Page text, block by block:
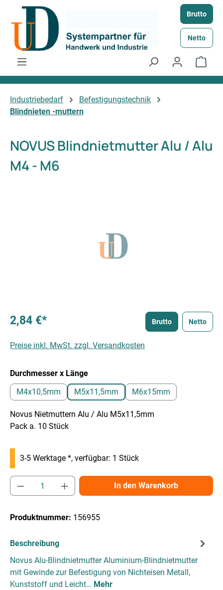
Zum Hauptinhalt springen Brutto
Netto
Industriebedarf
Befestigungstechnik
Blindnieten -muttern
NOVUS Blindnietmutter Alu / Alu
M4 - M6
2,84 €* Brutto Netto
Preise inkl. MwSt. zzgl. Versandkosten
Durchmesser x Längeauswählen
M4x10,5mm
M5x11,5mm M6x15mm
Novus Nietmuttern Alu / Alu M5x11,5mm
Pack a. 10 Stück
3-5 Werktage *, verfügbar: 1 Stück
Produkt Anzahl: Gib den gewünschten
In den Warenkorb
Produktnummer: 156955
Beschreibung
Novus Alu-Blindnietmutter Aluminium-Blindnietmutter
mit Gewinde zur Befestigung von Nichteisen Metall,
Kunststoff und Leicht… Mehr